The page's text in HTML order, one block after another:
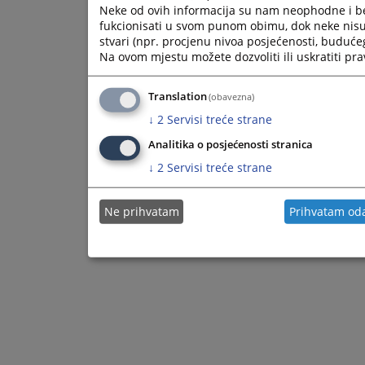
Neke od ovih informacija su nam neophodne i
fukcionisati u svom punom obimu, dok neke
stvari (npr. procjenu nivoa posjećenosti,
Na ovom mjestu možete dozvoliti ili uskratiti
Translation(obavezna)
↓ 2 Servisi treće strane
Analitika o posjećenosti stranica
↓ 2 Servisi treće strane
Ne prihvatam Prihvatam